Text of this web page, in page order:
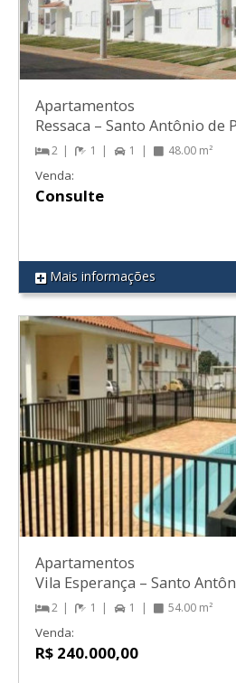
REF 107
Apartamentos
Ressaca – Santo Antônio de
2 1 1 48.00 m²
Venda:
Consulte
Mais informações
Apartamentos
Vila Esperança – Santo
2 1 1 54.00 m²
Venda:
R$ 240.000,00